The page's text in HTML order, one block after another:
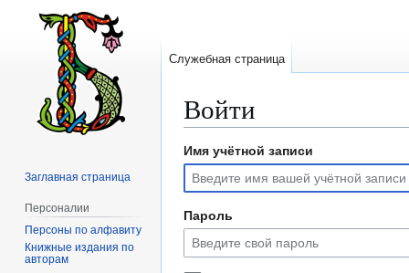
Войти
Перейти
навигации
Перейти
поиску
Имя учётной записи
Пароль
Служебная страница
Заглавная страница
Персоналии
Персоны по алфавиту
Книжные издания по
авторам